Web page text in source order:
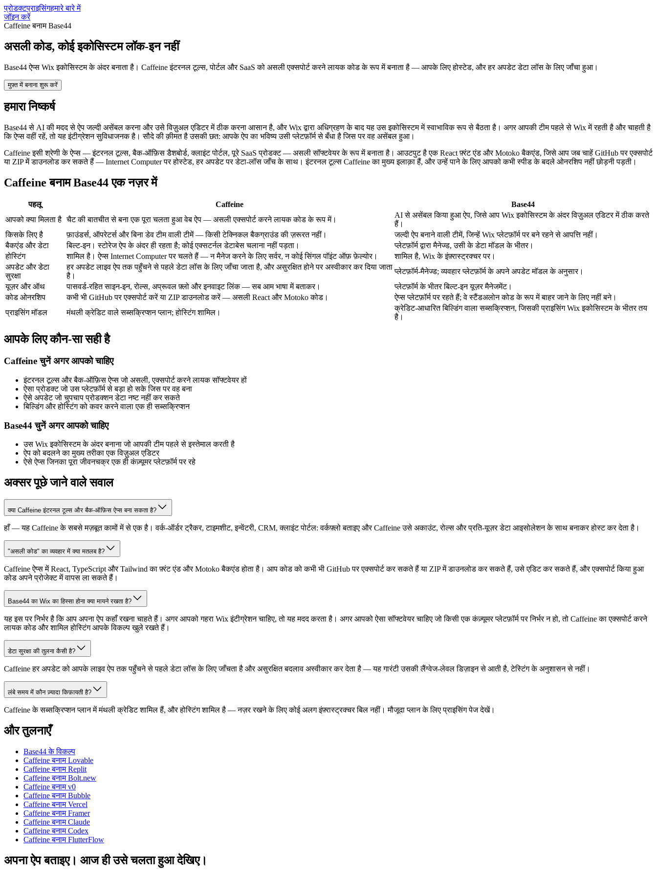
प्रोडक्टप्राइसिंगहमारे बारे में
जॉइन करें
Caffeine बनाम Base44
असली कोड, कोई इकोसिस्टम लॉक-इन नहीं
Base44 ऐप्स Wix इकोसिस्टम के अंदर बनाता है। Caffeine इंटरनल टूल्स, पोर्टल और SaaS को असली एक्सपोर्ट करने लायक कोड के रूप में बनाता है — आपके लिए होस्टेड, और हर अपडेट डेटा लॉस के लिए जाँचा हुआ।
मुफ़्त में बनाना शुरू करें
हमारा निष्कर्ष
Base44 से AI की मदद से ऐप जल्दी असेंबल करना और उसे विज़ुअल एडिटर में ठीक करना आसान है, और Wix द्वारा अधिग्रहण के बाद यह उस इकोसिस्टम में स्वाभाविक रूप से बैठता है। अगर आपकी टीम पहले से Wix में रहती है और चाहती है
कि ऐप्स वहीं रहें, तो यह इंटीग्रेशन सुविधाजनक है। सौदे की क़ीमत है उसकी छत: आपके ऐप का भविष्य उसी प्लेटफ़ॉर्म से बँधा है जिस पर वह असेंबल हुआ।
Caffeine इसी श्रेणी के ऐप्स — इंटरनल टूल्स, बैक-ऑफ़िस डैशबोर्ड, क्लाइंट पोर्टल, पूरे SaaS प्रोडक्ट — असली सॉफ्टवेयर के रूप में बनाता है। आउटपुट है एक React फ़्रंट एंड और Motoko बैकएंड, जिसे आप जब चाहें GitHub पर एक्सपोर्ट
या ZIP में डाउनलोड कर सकते हैं — Internet Computer पर होस्टेड, हर अपडेट पर डेटा-लॉस जाँच के साथ। इंटरनल टूल्स Caffeine का मुख्य इलाक़ा हैं, और उन्हें पाने के लिए आपको कभी स्पीड के बदले ओनरशिप नहीं छोड़नी पड़ती।
Caffeine बनाम Base44 एक नज़र में
पहलू Caffeine
Base44
आपको क्या मिलता है चैट की बातचीत से बना एक पूरा चलता हुआ वेब ऐप — असली एक्सपोर्ट करने लायक कोड के रूप में।
AI से असेंबल किया हुआ ऐप, जिसे आप Wix इकोसिस्टम के अंदर विज़ुअल एडिटर में ठीक करते
हैं।
किसके लिए है
फ़ाउंडर्स, ऑपरेटर्स और बिना डेव टीम वाली टीमें — किसी टेक्निकल बैकग्राउंड की ज़रूरत नहीं।
जल्दी ऐप बनाने वाली टीमें, जिन्हें Wix प्लेटफ़ॉर्म पर बने रहने से आपत्ति नहीं।
बैकएंड और डेटा
बिल्ट-इन। स्टोरेज ऐप के अंदर ही रहता है; कोई एक्सटर्नल डेटाबेस चलाना नहीं पड़ता।
प्लेटफ़ॉर्म द्वारा मैनेज्ड, उसी के डेटा मॉडल के भीतर।
होस्टिंग
शामिल है। ऐप्स Internet Computer पर चलते हैं — न मैनेज करने के लिए सर्वर, न कोई सिंगल पॉइंट ऑफ़ फ़ेल्योर।
शामिल है, Wix के इंफ़्रास्ट्रक्चर पर।
अपडेट और डेटा
सुरक्षा
हर अपडेट लाइव ऐप तक पहुँचने से पहले डेटा लॉस के लिए जाँचा जाता है, और असुरक्षित होने पर अस्वीकार कर दिया जाता
है।
प्लेटफ़ॉर्म-मैनेज्ड; व्यवहार प्लेटफ़ॉर्म के अपने अपडेट मॉडल के अनुसार।
यूज़र और ऑथ
पासवर्ड-रहित साइन-इन, रोल्स, अप्रूवल फ़्लो और इनवाइट लिंक — सब आम भाषा में बताकर।
प्लेटफ़ॉर्म के भीतर बिल्ट-इन यूज़र मैनेजमेंट।
कोड ओनरशिप
कभी भी GitHub पर एक्सपोर्ट करें या ZIP डाउनलोड करें — असली React और Motoko कोड।
ऐप्स प्लेटफ़ॉर्म पर रहते हैं; वे स्टैंडअलोन कोड के रूप में बाहर जाने के लिए नहीं बने।
प्राइसिंग मॉडल
मंथली क्रेडिट वाले सब्सक्रिप्शन प्लान; होस्टिंग शामिल।
क्रेडिट-आधारित बिल्डिंग वाला सब्सक्रिप्शन, जिसकी प्राइसिंग Wix इकोसिस्टम के भीतर तय
है।
आपके लिए कौन-सा सही है
Caffeine चुनें अगर आपको चाहिए
इंटरनल टूल्स और बैक-ऑफ़िस ऐप्स जो असली, एक्सपोर्ट करने लायक सॉफ्टवेयर हों
ऐसा प्रोडक्ट जो उस प्लेटफ़ॉर्म से बड़ा हो सके जिस पर वह बना
ऐसे अपडेट जो चुपचाप प्रोडक्शन डेटा नष्ट नहीं कर सकते
बिल्डिंग और होस्टिंग को कवर करने वाला एक ही सब्सक्रिप्शन
Base44 चुनें अगर आपको चाहिए
उस Wix इकोसिस्टम के अंदर बनाना जो आपकी टीम पहले से इस्तेमाल करती है
ऐप को बदलने का मुख्य तरीका एक विज़ुअल एडिटर
ऐसे ऐप्स जिनका पूरा जीवनचक्र एक ही कंज़्यूमर प्लेटफ़ॉर्म पर रहे
अक्सर पूछे जाने वाले सवाल
क्या Caffeine इंटरनल टूल्स और बैक-ऑफ़िस ऐप्स बना सकता है?
हाँ — यह Caffeine के सबसे मज़बूत कामों में से एक है। वर्क-ऑर्डर ट्रैकर, टाइमशीट, इन्वेंटरी, CRM, क्लाइंट पोर्टल: वर्कफ़्लो बताइए और Caffeine उसे अकाउंट, रोल्स और प्रति-यूज़र डेटा आइसोलेशन के साथ बनाकर होस्ट कर देता है।
"असली कोड" का व्यवहार में क्या मतलब है?
Caffeine ऐप्स में React, TypeScript और Tailwind का फ़्रंट एंड और Motoko बैकएंड होता है। आप कोड को कभी भी GitHub पर एक्सपोर्ट कर सकते हैं या ZIP में डाउनलोड कर सकते हैं, उसे एडिट कर सकते हैं, और एक्सपोर्ट किया हुआ
कोड अपने प्रोजेक्ट में वापस ला सकते हैं।
Base44 का Wix का हिस्सा होना क्या मायने रखता है?
यह इस पर निर्भर है कि आप अपना ऐप कहाँ रखना चाहते हैं। अगर आपको गहरा Wix इंटीग्रेशन चाहिए, तो यह मदद करता है। अगर आपको ऐसा सॉफ्टवेयर चाहिए जो किसी एक कंज़्यूमर प्लेटफ़ॉर्म पर निर्भर न हो, तो Caffeine का एक्सपोर्ट करने
लायक कोड और शामिल होस्टिंग आपके विकल्प खुले रखते हैं।
डेटा सुरक्षा की तुलना कैसी है?
Caffeine हर अपडेट को आपके लाइव ऐप तक पहुँचने से पहले डेटा लॉस के लिए जाँचता है और असुरक्षित बदलाव अस्वीकार कर देता है — यह गारंटी उसकी लैंग्वेज-लेवल डिज़ाइन से आती है, टेस्टिंग के अनुशासन से नहीं।
लंबे समय में कौन ज़्यादा किफ़ायती है?
Caffeine के सब्सक्रिप्शन प्लान में मंथली क्रेडिट शामिल हैं, और होस्टिंग शामिल है — नज़र रखने के लिए कोई अलग इंफ़्रास्ट्रक्चर बिल नहीं। मौजूदा प्लान के लिए प्राइसिंग पेज देखें।
और तुलनाएँ
Base44 के विकल्प
Caffeine बनाम Lovable
Caffeine बनाम Replit
Caffeine बनाम Bolt.new
Caffeine बनाम v0
Caffeine बनाम Bubble
Caffeine बनाम Vercel
Caffeine बनाम Framer
Caffeine बनाम Claude
Caffeine बनाम Codex
Caffeine बनाम FlutterFlow
अपना ऐप बताइए। आज ही उसे चलता हुआ देखिए।